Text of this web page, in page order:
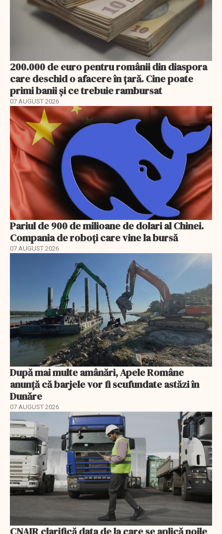
200.000 de euro pentru românii din diaspora
care deschid o afacere în țară. Cine poate
primi banii și ce trebuie rambursat
07 AUGUST 2026
Pariul de 900 de milioane de dolari al Chinei.
Compania de roboți care vine la bursă
07 AUGUST 2026
După mai multe amânări, Apele Române
anunță că barjele vor fi scufundate astăzi în
Dunăre
07 AUGUST 2026